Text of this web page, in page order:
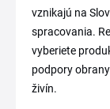
vznikajú na
spracovania.
vyberiete
podpory
živín.